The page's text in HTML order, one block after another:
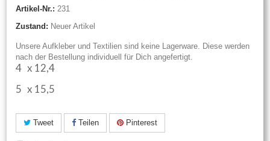
Artikel-Nr.: 231
Zustand: Neuer Artikel
Unsere Aufkleber und Textilien sind keine Lagerware. Diese werden
nach der Bestellung individuell für Dich angefertigt.
4 x 12,4
5 x 15,5
Tweet Teilen Pinterest